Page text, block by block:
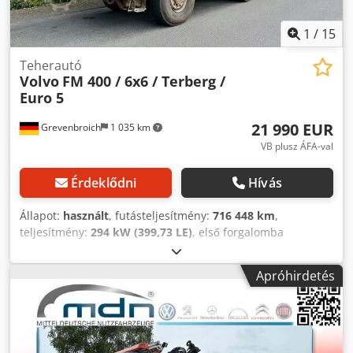
1 / 15
Grevenbroich 1 035 km
Teherautó
Volvo FM 400 / 6x6 / Terberg /
Euro 5
21 990 EUR
VB plusz ÁFA-val
Érdeklődni Hívás
Állapot: használt, futásteljesítmény: 716 448 km,
teljesítmény: 294 kW (399,73 LE), első forgalomba
, üzemanyagtípus:
tengelyelrendezés:6x6, üzemanyag:dízel, fékek:
motorfék, szín: nappali fülke ,
hajtástípus:
mechanikai, kibocsátási osztály:
Gyártási év: 2008, Felszereltség:AdBlue, Bluetooth, EBS
(Elektronikus fékrendszer), elektromos ablakemelő,
elektromosan állítható tükör, elektronikus
Apróhirdetés